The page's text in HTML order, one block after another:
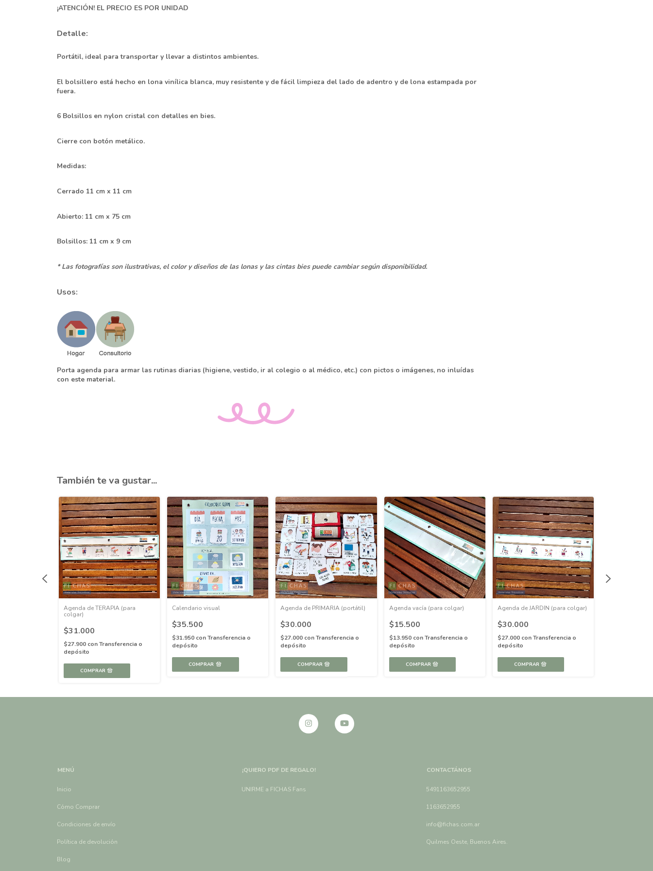
¡ATENCIÓN! EL PRECIO ES POR UNIDAD
Detalle:
Portátil, ideal para transportar y llevar a distintos ambientes.
El bolsillero está hecho en lona vinílica blanca, muy resistente y de fácil limpieza del lado de adentro y de lona estampada por
fuera.
6 Bolsillos en nylon cristal con detalles en bies.
Cierre con botón metálico.
Medidas:
Cerrado 11 cm x 11 cm
Abierto: 11 cm x 75 cm
Bolsillos: 11 cm x 9 cm
* Las fotografías son ilustrativas, el color y diseños de las lonas y las cintas bies puede cambiar según disponibilidad.
Usos:
Porta agenda para armar las rutinas diarias (higiene, vestido, ir al colegio o al médico, etc.) con pictos o imágenes, no inluídas
con este material.
También te va gustar...
Agenda de TERAPIA (para
colgar)
$31.000
$27.900 conTransferencia o
depósito
Calendario visual
$35.500
$31.950 conTransferencia o
depósito
Agenda de PRIMARIA (portátil)
$30.000
$27.000 con Transferencia o
depósito
Agenda vacía (para colgar)
$15.500
$13.950 con Transferencia o
depósito
Agenda de JARDÍN (para colgar)
$30.000
$27.000 con Transferencia o
depósito
MENÚ
Inicio
Cómo Comprar
Condiciones de envío
Política de devolución
Blog
¡QUIERO PDF DE REGALO!
UNIRME a FICHAS Fans
CONTACTÁNOS
5491163652955
1163652955
info@fichas.com.ar
Quilmes Oeste, Buenos Aires.